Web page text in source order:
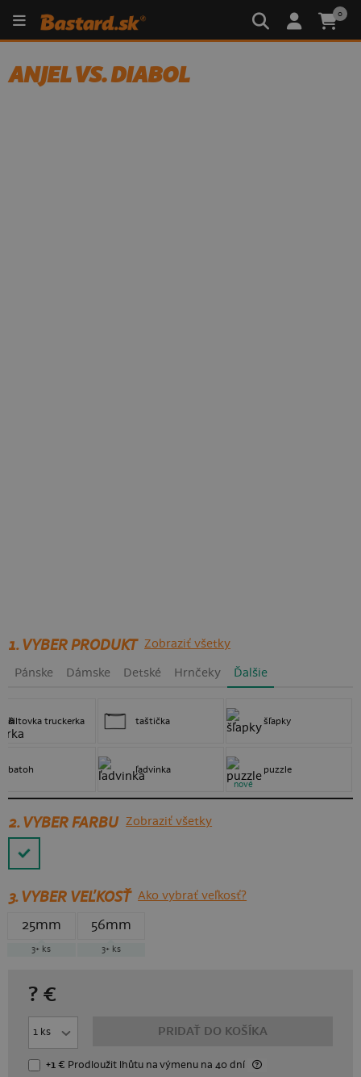
0
ANJEL VS. DIABOL
1. VYBER PRODUKT Zobraziť všetky
Pánske Dámske Detské Hrnčeky Ďalšie
šiltovka truckerka
batoh
taštička
ľadvinka
šľapky
puzzle
nové
2. VYBER FARBU Zobraziť všetky
3.VYBER VEĽKOSŤ Ako vybrať veľkosť?
25mm
3+ ks
56mm
3+ ks
? €
PRIDAŤ DO KOŠÍKA
+1 € Prodloužit lhůtuna výmenu na 40 dní